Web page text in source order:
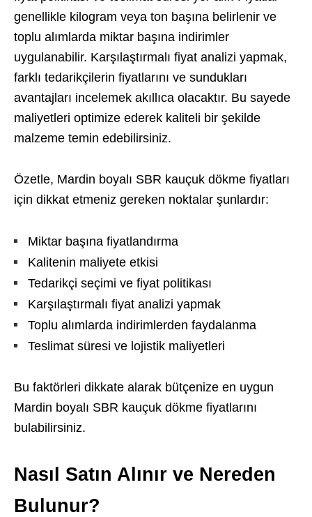
genellikle kilogram veya ton başına belirlenir ve
toplu alımlarda miktar başına indirimler
uygulanabilir. Karşılaştırmalı fiyat analizi yapmak,
farklı tedarikçilerin fiyatlarını ve sundukları
avantajları incelemek akıllıca olacaktır. Bu sayede
maliyetleri optimize ederek kaliteli bir şekilde
malzeme temin edebilirsiniz.
Özetle, Mardin boyalı SBR kauçuk dökme fiyatları
için dikkat etmeniz gereken noktalar şunlardır:
Miktar başına fiyatlandırma
Kalitenin maliyete etkisi
Tedarikçi seçimi ve fiyat politikası
Karşılaştırmalı fiyat analizi yapmak
Toplu alımlarda indirimlerden faydalanma
Teslimat süresi ve lojistik maliyetleri
Bu faktörleri dikkate alarak bütçenize en uygun
Mardin boyalı SBR kauçuk dökme fiyatlarını
bulabilirsiniz.
Nasıl Satın Alınır ve Nereden
Bulunur?